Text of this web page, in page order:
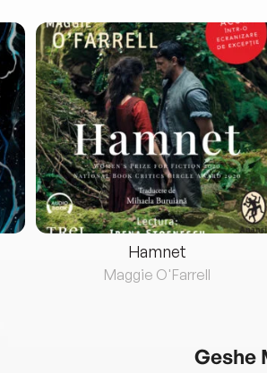
Hamnet
Maggie O'Farrell
Geshe